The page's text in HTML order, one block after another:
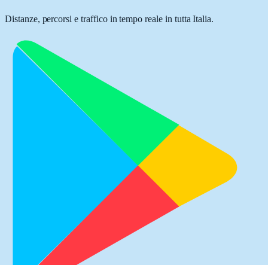
Distanze, percorsi e traffico in tempo reale in tutta Italia.